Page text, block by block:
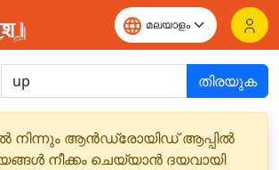
തിരയുക
നിന്നും ആൻഡ്രോയിഡ് ആപ്പിൽ
നീക്കം ചെയ്യാൻ ദയവായി